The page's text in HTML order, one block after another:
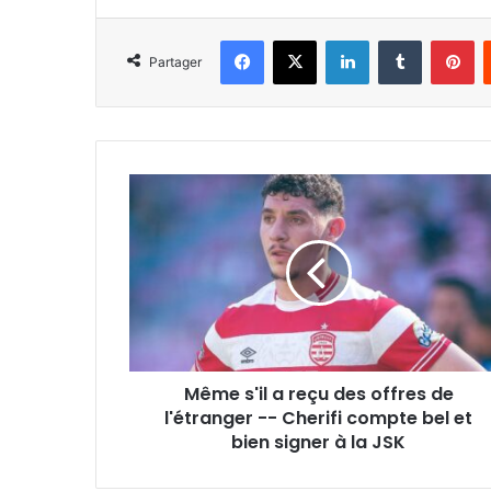
Partager
Facebook
X LinkedinTumblr
l'étranger
-
Cherifi
Même s'il a reçu des offres de
l'étranger -- Cherifi compte bel et
bien signer à la JSK